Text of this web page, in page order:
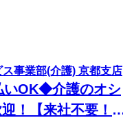
事業部(介護) 京都支店
いOK◆介護のオシ
！【来社不要！